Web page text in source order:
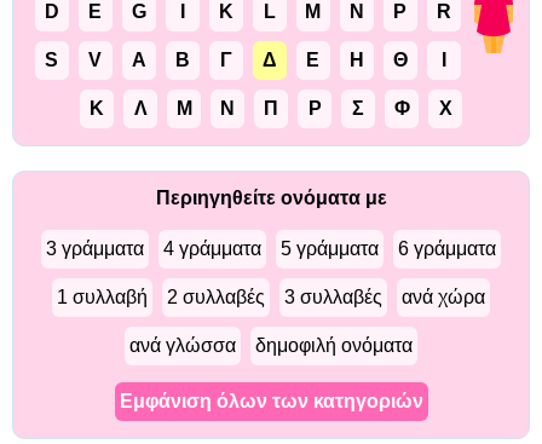
D E G K L M N P R
S V Α Β Γ Δ Ε Η Θ
Κ Λ Μ Ν Π Ρ Σ Φ Χ
Περιηγηθείτε ονόματα με
3 γράμματα 4 γράμματα 5 γράμματα 6 γράμματα
1 συλλαβή 2 συλλαβές 3 συλλαβές ανά χώρα
ανά γλώσσα δημοφιλή ονόματα
Εμφάνιση όλων των κατηγοριών